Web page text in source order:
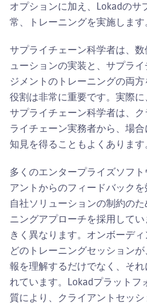
オプションに加え、Lokadのサ
常、トレーニングを実施します
サプライチェーン科学者は、
ューションの実装と、サプラ
ジメントのトレーニングの両
役割は非常に重要です。実際
サプライチェーン科学者は、
ライチェーン実務者から、場
知見を得ることもよくあります
多くのエンタープライズソフ
アントからのフィードバック
自社ソリューションの制約の
ニングアプローチを採用して
きく異なります。オンボーデ
どのトレーニングセッション
報を理解するだけでなく、そ
れています。Lokadプラットフ
質により、クライアントセッ